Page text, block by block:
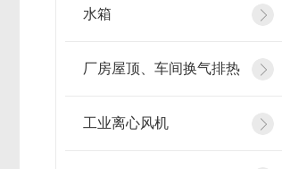
水箱
厂房屋顶、车间换气排热
工业离心风机